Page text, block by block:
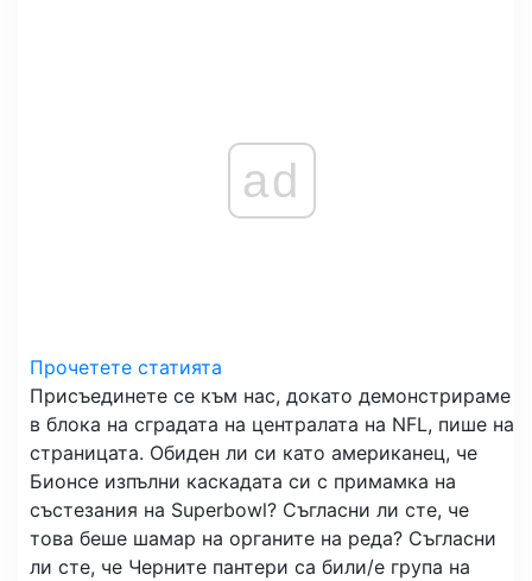
ad
Прочетете статията
Присъединете се към нас, докато демонстрираме
в блока на сградата на централата на NFL, пише на
страницата. Обиден ли си като американец, че
Бионсе изпълни каскадата си с примамка на
състезания на Superbowl? Съгласни ли сте, че
това беше шамар на органите на реда? Съгласни
ли сте, че Черните пантери са били/е група на